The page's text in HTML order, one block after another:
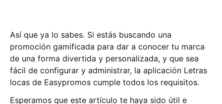
Así que ya lo sabes. Si estás buscando una
promoción gamificada para dar a conocer tu marca
de una forma divertida y personalizada, y que sea
fácil de configurar y administrar, la aplicación Letras
locas de Easypromos cumple todos los requisitos.
Esperamos que este artículo te haya sido útil e